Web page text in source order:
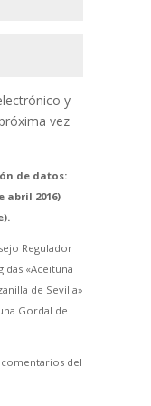
y
vez
de datos:
abril 2016)
Regulador
«Aceituna
de Sevilla»
Gordal de
del